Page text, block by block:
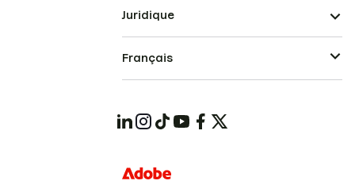
Juridique
Français